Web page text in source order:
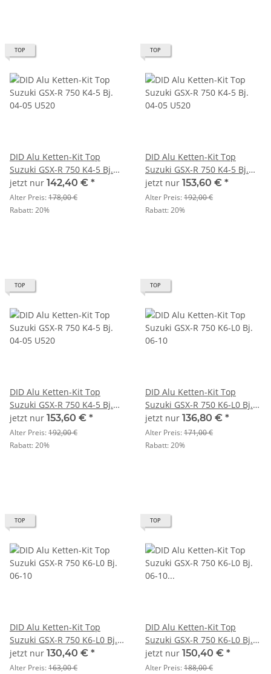
TOP
DID Alu Ketten-Kit Top
Suzuki GSX-R 750 K4-5 Bj.
04-05 U520
jetzt nur 142,40 € *
Alter Preis:178,00 €
Rabatt:20%
TOP
DID Alu Ketten-Kit Top
Suzuki GSX-R 750 K4-5 Bj.
04-05 U520
jetzt nur 153,60 € *
Alter Preis:192,00 €
Rabatt:20%
TOP
DID Alu Ketten-Kit Top
Suzuki GSX-R 750 K4-5 Bj.
04-05 U520
jetzt nur 153,60 € *
Alter Preis:192,00 €
Rabatt:20%
TOP
DID Alu Ketten-Kit Top
Suzuki GSX-R 750 K6-L0 Bj.
06-10
jetzt nur 136,80 € *
Alter Preis:171,00 €
Rabatt:20%
TOP
DID Alu Ketten-Kit Top
Suzuki GSX-R 750 K6-L0 Bj.
06-10
jetzt nur 130,40 € *
Alter Preis:163,00 €
TOP
DID Alu Ketten-Kit Top
Suzuki GSX-R 750 K6-L0 Bj.
06-10 U520
jetzt nur 150,40 € *
Alter Preis:188,00 €